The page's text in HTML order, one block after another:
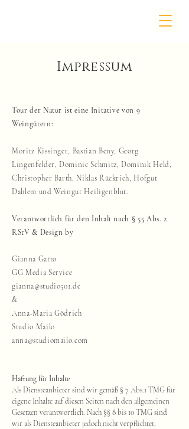
Impressum
Tour der Natur ist eine Initative von 9
Weingütern:
Moritz Kissinger, Bastian Beny, Georg
Lingenfelder, Dominic Schmitz, Dominik Held,
Christopher Barth, Niklas Rückrich, Hofgut
Dahlem und Weingut Heiligenblut.
Verantwortlich für den Inhalt nach § 55 Abs. 2
RStV & Design by
Gianna Gatto
GG Media Service
gianna@studio501.de
&
Anna-Maria Gödrich
Studio Mailo
anna@studiomailo.com
Haftung für Inhalte
Als Diensteanbieter sind wir gemäß § 7 Abs.1 TMG für
eigene Inhalte auf diesen Seiten nach den allgemeinen
Gesetzen verantwortlich. Nach §§ 8 bis 10 TMG sind
wir als Diensteanbieter jedoch nicht verpflichtet,